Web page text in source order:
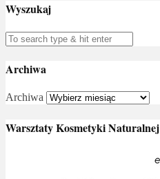
Wyszukaj
Archiwa
Archiwa
Warsztaty Kosmetyki Naturalnej